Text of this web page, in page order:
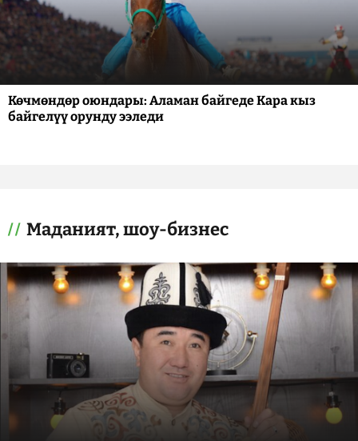
Көчмөндөр оюндары: Аламан байгеде Кара кыз
байгелүү орунду ээледи
Маданият, шоу-бизнес